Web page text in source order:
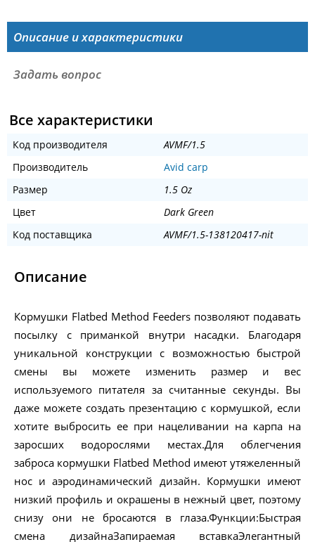
Описание и характеристики
Задать вопрос
Все характеристики
Код производителя
AVMF/1.5
Производитель
Avid carp
Размер
1.5 Oz
Цвет
Dark Green
Код поставщика
AVMF/1.5-138120417-nit
Описание
Кормушки Flatbed Method Feeders позволяют подавать
посылку с приманкой внутри насадки. Благодаря
уникальной конструкции с возможностью быстрой
смены вы можете изменить размер и вес
используемого питателя за считанные секунды. Вы
даже можете создать презентацию с кормушкой, если
хотите выбросить ее при нацеливании на карпа на
заросших водорослями местах.Для облегчения
заброса кормушки Flatbed Method имеют утяжеленный
нос и аэродинамический дизайн. Кормушки имеют
низкий профиль и окрашены в нежный цвет, поэтому
снизу они не бросаются в глаза.Функции:Быстрая
смена дизайнаЗапираемая вставкаЭлегантный